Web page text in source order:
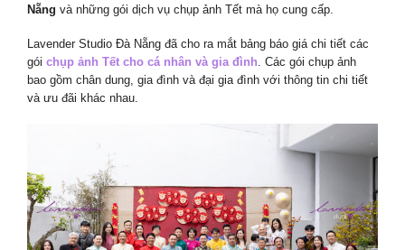
Nẵng và những gói dịch vụ chụp ảnh Tết mà họ cung cấp.
Lavender Studio Đà Nẵng đã cho ra mắt bảng báo giá chi tiết các
gói chụp ảnh Tết cho cá nhân và gia đình. Các gói chụp ảnh
bao gồm chân dung, gia đình và đại gia đình với thông tin chi tiết
và ưu đãi khác nhau.